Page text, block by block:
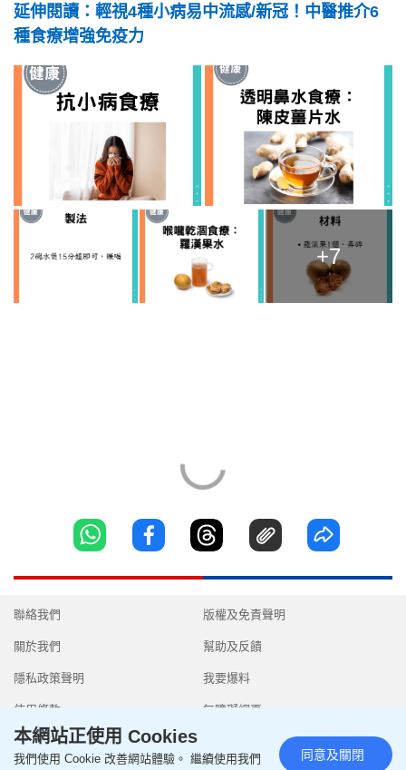
延伸閱讀：輕視4種小病易中流感/新冠！中醫推介6
種食療增強免疫力
+7
聯絡我們
關於我們
隱私政策聲明
使用條款
版權及免責聲明
幫助及反饋
我要爆料
無障礙網頁
本網站正使用 Cookies
我們使用 Cookie 改善網站體驗。 繼續使用我們
同意及關閉